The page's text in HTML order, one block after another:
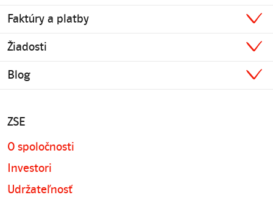
Faktúry a platby
Žiadosti
Blog
ZSE
O spoločnosti
Investori
Udržateľnosť